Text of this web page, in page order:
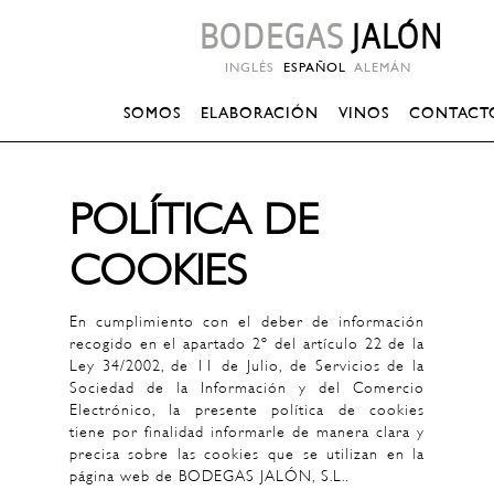
BODEGAS JALÓN
INGLÉS ESPAÑOL ALEMÁN
SOMOS ELABORACIÓN VINOS
POLÍTICA DE
COOKIES
En cumplimiento con el deber de información
recogido en el apartado 2º del artículo 22 de la
Ley 34/2002, de 11 de Julio, de Servicios de la
Sociedad de la Información y del Comercio
Electrónico, la presente política de cookies
tiene por finalidad informarle de manera clara y
precisa sobre las cookies que se utilizan en la
página web de BODEGAS JALÓN, S.L..